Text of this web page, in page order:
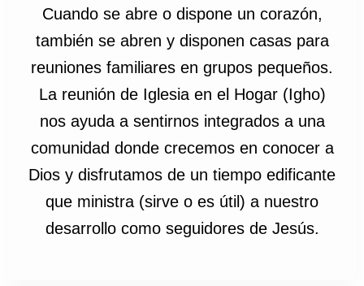
Cuando se abre o dispone un corazón,
también se abren y disponen casas para
reuniones familiares en grupos pequeños.
La reunión de Iglesia en el Hogar (Igho)
nos ayuda a sentirnos integrados a una
comunidad donde crecemos en conocer a
Dios y disfrutamos de un tiempo edificante
que ministra (sirve o es útil) a nuestro
desarrollo como seguidores de Jesús.